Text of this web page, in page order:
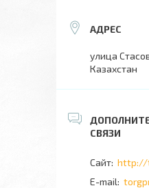
улица
Казахстан
http://